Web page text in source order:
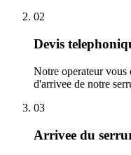
02
Devis
Notre operateur vous
d'arrivee de notre
03
Arrivee du